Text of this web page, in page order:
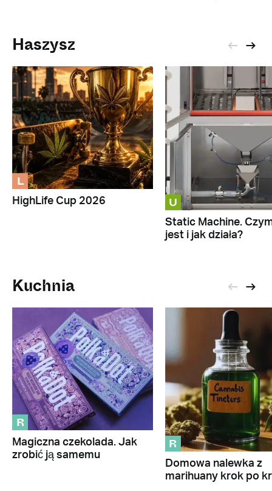
Haszysz
L
HighLife Cup 2026 U
Static Machine.
jest i jak działa?
Kuchnia
R
Magiczna czekolada. Jak
zrobić ją samemu
R
Domowa nalewka z
marihuany krok po